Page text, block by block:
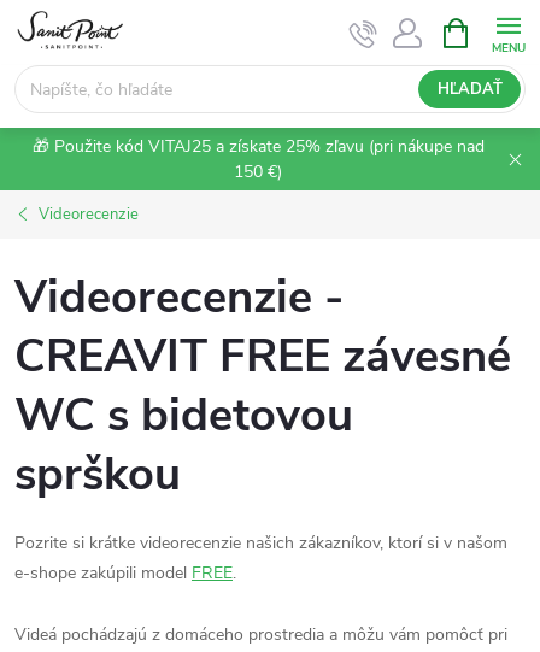
Prejsť
obsah
HĽADAŤ
KOŠÍK
🎁 Použite kód VITAJ25 a získate 25% zľavu (pri nákupe nad
150 €)
Videorecenzie
Videorecenzie -
CREAVIT FREE závesné
WC s bidetovou
sprškou
Pozrite si krátke videorecenzie našich zákazníkov, ktorí si v našom
e-shope zakúpili model FREE.
Videá pochádzajú z domáceho prostredia a môžu vám pomôcť pri